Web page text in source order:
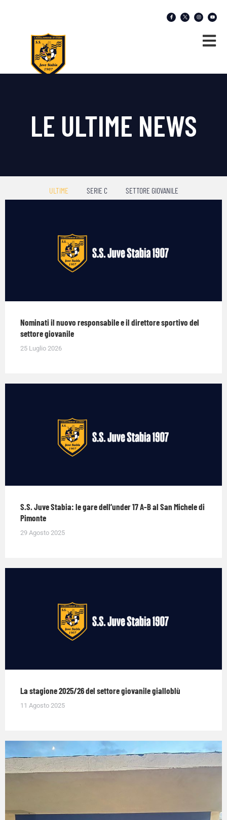
LE ULTIME NEWS
ULTIME SERIE C SETTORE GIOVANILE
Nominati il nuovo responsabile e il direttore sportivo del
settore giovanile
25 Luglio 2026
S.S. Juve Stabia: le gare dell’under 17 A-B al San Michele di
Pimonte
29 Agosto 2025
La stagione 2025/26 del settore giovanile gialloblù
11 Agosto 2025